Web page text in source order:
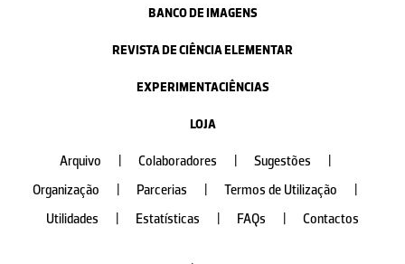
BANCO DE IMAGENS
REVISTA DE CIÊNCIA ELEMENTAR
EXPERIMENTACIÊNCIAS
LOJA
Arquivo Colaboradores Sugestões
Organização
Parcerias Termos de Utilização
Utilidades
Estatísticas FAQs Contactos